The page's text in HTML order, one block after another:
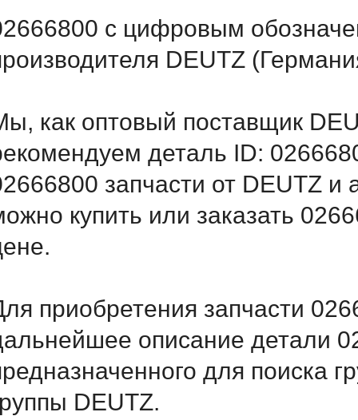
с цифровым
DEUTZ
как оптовый поставщик
деталь ID:
запчасти от DEUTZ и
купить или заказать
приобретения запчасти
описание детали
для поиска
DEUTZ.